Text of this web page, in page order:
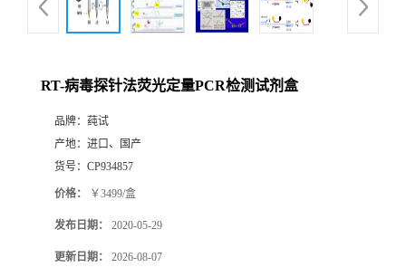
RT-病毒探针法荧光定量PCR检测试剂盒
品牌： 莼试
产地： 进口、国产
货号： CP934857
价格： ￥3499/盒
发布日期： 2020-05-29
更新日期： 2026-08-07